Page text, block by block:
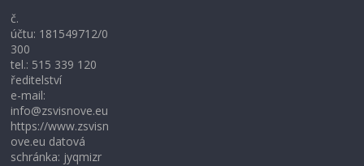
č.
účtu: 181549712/0
300
tel.: 515 339 120
ředitelství
e-mail:
info@zsvisnove.eu
https://www.zsvisn
ove.eu datová
schránka: jyqmizr